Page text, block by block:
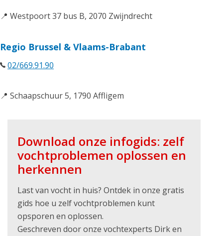
📍 Westpoort 37 bus B, 2070 Zwijndrecht
Regio Brussel & Vlaams-Brabant
02/669.91.90
📍 Schaapschuur 5, 1790 Affligem
Download onze infogids: zelf
vochtproblemen oplossen en
herkennen
Last van vocht in huis? Ontdek in onze gratis
gids hoe u zelf vochtproblemen kunt
opsporen en oplossen.
Geschreven door onze vochtexperts Dirk en